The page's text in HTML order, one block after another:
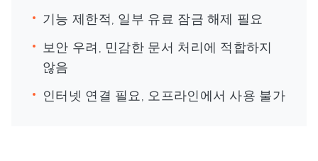
기능 제한적, 일부 유료 잠금 해제 필요
보안 우려, 민감한 문서 처리에 적합하지
않음
인터넷 연결 필요, 오프라인에서 사용 불가